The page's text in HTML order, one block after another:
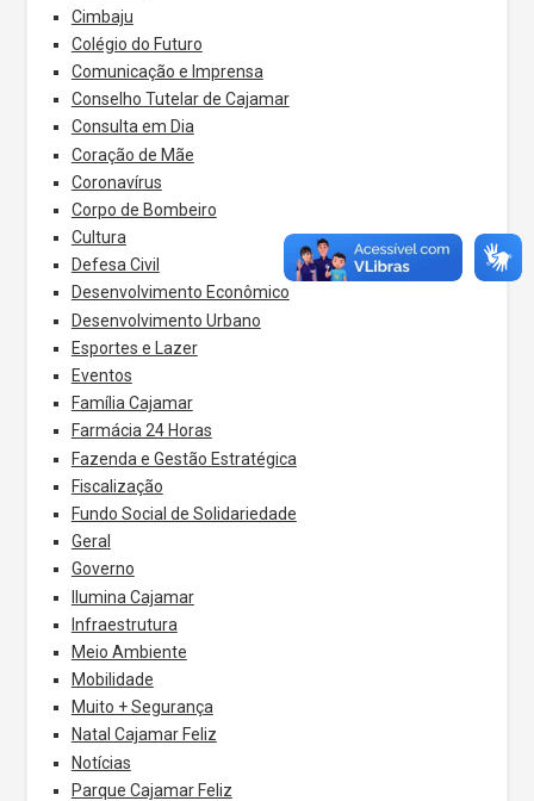
Cimbaju
Colégio do Futuro
Comunicação e Imprensa
Conselho Tutelar de Cajamar
Consulta em Dia
Coração de Mãe
Coronavírus
Corpo de Bombeiro
Cultura
Defesa Civil
Desenvolvimento Econômico
Desenvolvimento Urbano
Esportes e Lazer
Eventos
Família Cajamar
Farmácia 24 Horas
Fazenda e Gestão Estratégica
Fiscalização
Fundo Social de Solidariedade
Geral
Governo
Ilumina Cajamar
Infraestrutura
Meio Ambiente
Mobilidade
Muito + Segurança
Natal Cajamar Feliz
Notícias
Parque Cajamar Feliz